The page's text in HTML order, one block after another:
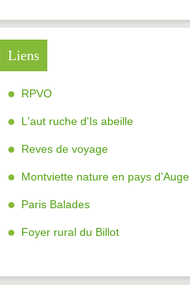
Liens
RPVO
L'aut ruche d'Is abeille
Reves de voyage
Montviette nature en pays d'Auge
Paris Balades
Foyer rural du Billot